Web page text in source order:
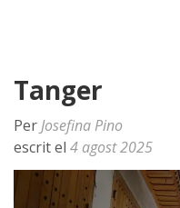
Tanger
Per Josefina Pino
escrit el 4 agost 2025